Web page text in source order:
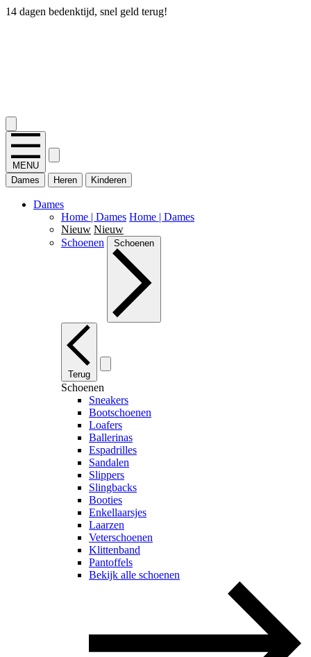
14 dagen bedenktijd, snel geld terug!
MENU
Dames
Heren Kinderen
Dames
Home | Dames Home | Dames
Nieuw Nieuw
Schoenen
Schoenen
Terug
Schoenen
Sneakers
Bootschoenen
Loafers
Ballerinas
Espadrilles
Sandalen
Slippers
Slingbacks
Booties
Enkellaarsjes
Laarzen
Veterschoenen
Klittenband
Pantoffels
Bekijk alle schoenen